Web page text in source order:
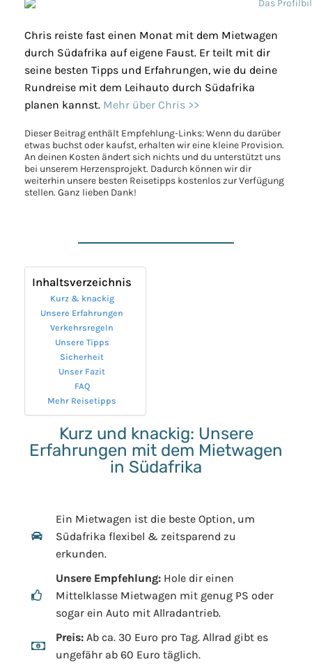
Chris reiste fast einen Monat mit dem Mietwagen
durch Südafrika auf eigene Faust. Er teilt mit dir
seine besten Tipps und Erfahrungen, wie du deine
Rundreise mit dem Leihauto durch Südafrika
planen kannst. Mehr über Chris >>
Dieser Beitrag enthält Empfehlung-Links: Wenn du darüber
etwas buchst oder kaufst, erhalten wir eine kleine Provision.
An deinen Kosten ändert sich nichts und du unterstützt uns
bei unserem Herzensprojekt. Dadurch können wir dir
weiterhin unsere besten Reisetipps kostenlos zur Verfügung
stellen. Ganz lieben Dank!
Inhaltsverzeichnis
Kurz & knackig
Unsere Erfahrungen
Verkehrsregeln
Unsere Tipps
Sicherheit
Unser Fazit
FAQ
Mehr Reisetipps
Kurz und knackig: Unsere
Erfahrungen mit dem Mietwagen
in Südafrika
Ein Mietwagen ist die beste Option, um
Südafrika flexibel & zeitsparend zu
erkunden.
Unsere Empfehlung: Hole dir einen
Mittelklasse Mietwagen mit genug PS oder
sogar ein Auto mit Allradantrieb.
Preis: Ab ca. 30 Euro pro Tag. Allrad gibt es
ungefähr ab 60 Euro täglich.